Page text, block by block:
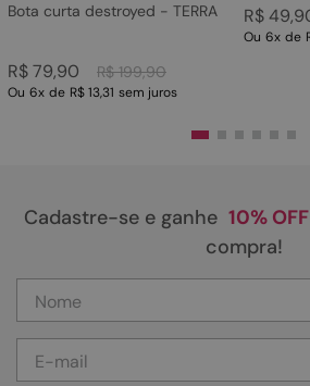
Bota curta destroyed - TERRA
R$ 199,90
R$79,90
Ou 6x de R$ 13,31 sem juros
R$49,
Ou 6x de
Cadastre-se e ganhe 10% OFF
compra!